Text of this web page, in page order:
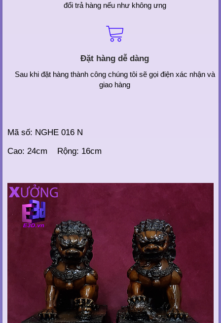
đổi trả hàng nếu như không ưng
Đặt hàng dễ dàng
Sau khi đặt hàng thành công chúng tôi sẽ gọi điện xác nhận và
giao hàng
Mã số: NGHE 016 N
Cao: 24cm Rộng: 16cm